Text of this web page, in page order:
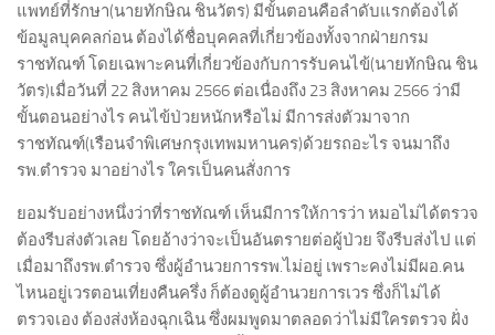
แพทย์ที่รักษา(นายทักษิณ ชินวัตร) มีขั้นตอนคือลำดับแรกต้องได้
ข้อมูลบุคคลก่อน ต้องได้ชื่อบุคคลที่เกี่ยวข้องทั้งจากฝ่ายกรม
ราชทัณฑ์ โดยเฉพาะคนที่เกี่ยวข้องกับการรับคนไข้(นายทักษิณ ชิน
วัตร)เมื่อวันที่ 22 สิงหาคม 2566 ต่อเนื่องถึง 23 สิงหาคม 2566 ว่ามี
ขั้นตอนอย่างไร คนไข้ป่วยหนักหรือไม่ มีการส่งตัวมาจาก
ราชทัณฑ์(เรือนจำพิเศษกรุงเทพมหานคร)ด้วยรถอะไร จนมาถึง
รพ.ตำรวจ มาอย่างไร ใครเป็นคนสั่งการ
ยอมรับอย่างหนึ่งว่าที่ราชทัณฑ์ เห็นมีการให้การว่า หมอไม่ได้ตรวจ
ต้องรีบส่งตัวเลย โดยอ้างว่าจะเป็นอันตรายต่อผู้ป่วย จึงรีบส่งไป แต่
เมื่อมาถึงรพ.ตำรวจ ซึ่งผู้อำนวยการรพ.ไม่อยู่ เพราะคงไม่มีผอ.คน
ไหนอยู่เวรตอนเที่ยงคืนครึ่ง ก็ต้องดูผู้อำนวยการเวร ซึ่งก็ไม่ได้
ตรวจเอง ต้องส่งห้องฉุกเฉิน ซึ่งผมพูดมาตลอดว่าไม่มีใครตรวจ ฝั่ง